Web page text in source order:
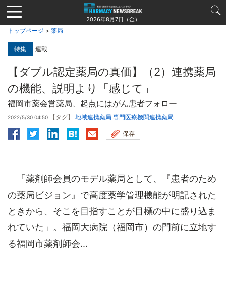
Jump
to
navigation
2026年8月7日（金）
トップページ > 薬局
特集 連載
【ダブル認定薬局の真価】（2）連携薬局
の機能、説明より「感じて」
福岡市薬会営薬局、起点にはがん患者フォロー
2022/5/30 04:50 【タグ】 地域連携薬局 専門医療機関連携薬局
保存
「薬剤師会員のモデル薬局として、『患者のため
の薬局ビジョン』で高度薬学管理機能が明記された
ときから、そこを目指すことが目標の中に盛り込ま
れていた」。福岡大病院（福岡市）の門前に立地す
る福岡市薬剤師会...